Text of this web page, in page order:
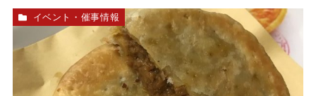
イベント・催事情報